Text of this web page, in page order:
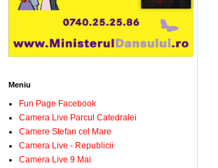
Meniu
Fun Page Facebook
Camera Live Parcul Catedralei
Camere Stefan cel Mare
Camera Live - Republicii
Camera Live 9 Mai